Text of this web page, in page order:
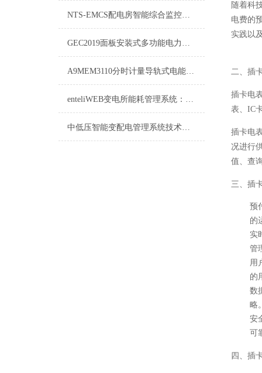
NTS-EMCS配电房智能综合监控系统NTS-EMCS方案
GEC2019面板安装式多功能电力仪表
A9MEM3110分时计量导轨式电能表-运输方式
enteliWEB变电所能耗管理系统：优化能源利用，实现绿色运营
中低压智能变配电管理系统技术参数
随着科
电费的
实践以
二、插
插卡电
表、IC
插卡电
况进行
值、查
三、插
预
的
实
管
用
的
数
略
安
可
四、插